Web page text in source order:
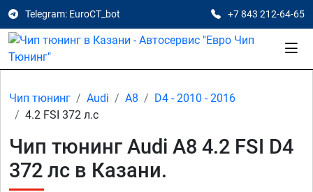
Telegram: EuroCT_bot +7 843 212-64-65
Чип тюнинг Audi A8
D4 - 2010 - 2016
4.2 FSI 372 л.с
Чип тюнинг Audi A8 4.2 FSI D4
372 лс в Казани.